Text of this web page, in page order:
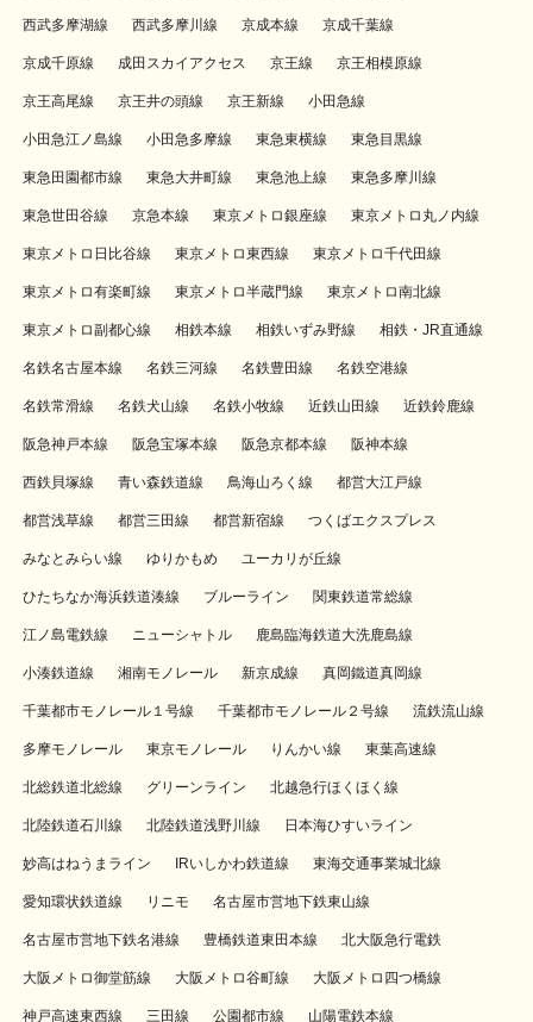
西武多摩湖線 西武多摩川線 京成本線 京成千葉線
京成千原線 成田スカイアクセス 京王線 京王相模原線
京王高尾線 京王井の頭線 京王新線 小田急線
小田急江ノ島線 小田急多摩線 東急東横線 東急目黒線
東急田園都市線 東急大井町線 東急池上線 東急多摩川線
東急世田谷線 京急本線 東京メトロ銀座線 東京メトロ丸ノ内線
東京メトロ日比谷線 東京メトロ東西線 東京メトロ千代田線
東京メトロ有楽町線 東京メトロ半蔵門線 東京メトロ南北線
東京メトロ副都心線 相鉄本線 相鉄いずみ野線 相鉄・JR直通線
名鉄名古屋本線 名鉄三河線 名鉄豊田線 名鉄空港線
名鉄常滑線 名鉄犬山線 名鉄小牧線 近鉄山田線 近鉄鈴鹿線
阪急神戸本線 阪急宝塚本線 阪急京都本線 阪神本線
西鉄貝塚線 青い森鉄道線 鳥海山ろく線 都営大江戸線
都営浅草線 都営三田線 都営新宿線 つくばエクスプレス
みなとみらい線 ゆりかもめ ユーカリが丘線
ひたちなか海浜鉄道湊線 ブルーライン 関東鉄道常総線
江ノ島電鉄線 ニューシャトル 鹿島臨海鉄道大洗鹿島線
小湊鉄道線 湘南モノレール 新京成線 真岡鐵道真岡線
千葉都市モノレール１号線 千葉都市モノレール２号線 流鉄流山線
多摩モノレール 東京モノレール りんかい線 東葉高速線
北総鉄道北総線 グリーンライン 北越急行ほくほく線
北陸鉄道石川線 北陸鉄道浅野川線 日本海ひすいライン
妙高はねうまライン IRいしかわ鉄道線 東海交通事業城北線
愛知環状鉄道線 リニモ 名古屋市営地下鉄東山線
名古屋市営地下鉄名港線 豊橋鉄道東田本線 北大阪急行電鉄
大阪メトロ御堂筋線 大阪メトロ谷町線 大阪メトロ四つ橋線
神戸高速東西線 三田線 公園都市線 山陽電鉄本線